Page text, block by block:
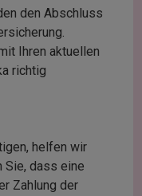
den Abschluss
Ihren aktuellen
richtig
helfen wir
Sie, dass eine
Zahlung der